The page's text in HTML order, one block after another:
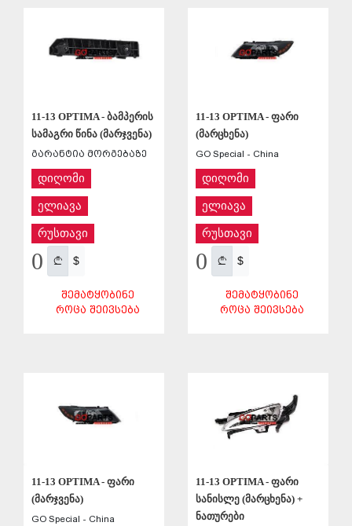
11-13 OPTIMA - ბამპერის
სამაგრი წინა (მარჯვენა)
გარანტია მორგებაზე
დიღომი
ელიავა
რუსთავი
0 $
ᲨᲔᲛᲐᲢᲧᲝᲑᲘᲜᲔ
ᲠᲝᲪᲐ ᲨᲔᲘᲕᲡᲔᲑᲐ
11-13 OPTIMA - ფარი
(მარცხენა)
GO Special - China
დიღომი
ელიავა
რუსთავი
0 $
ᲨᲔᲛᲐᲢᲧᲝᲑᲘᲜᲔ
ᲠᲝᲪᲐ ᲨᲔᲘᲕᲡᲔᲑᲐ
11-13 OPTIMA - ფარი
(მარჯვენა)
GO Special - China
11-13 OPTIMA - ფარი
სანისლე (მარცხენა) +
ნათურები